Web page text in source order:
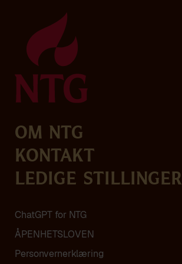
Om NTG
Kontakt
Ledige stillinger
ChatGPT for NTG
ÅPENHETSLOVEN
Personvern­erklæring